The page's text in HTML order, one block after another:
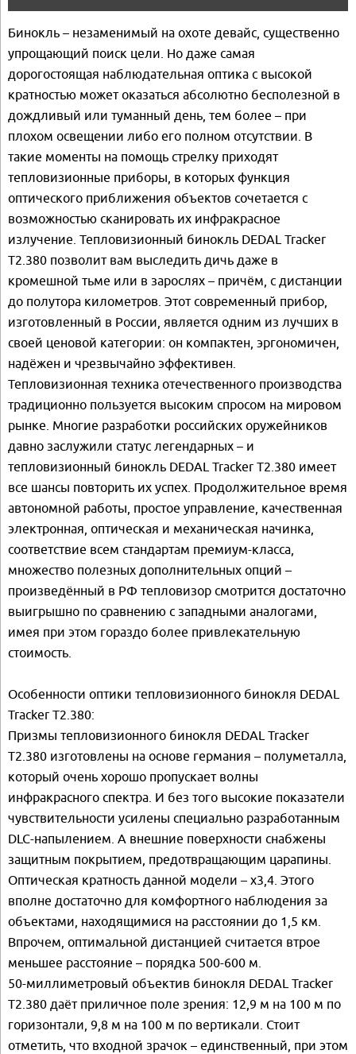
Бинокль – незаменимый на охоте девайс, существенно
упрощающий поиск цели. Но даже самая
дорогостоящая наблюдательная оптика с высокой
кратностью может оказаться абсолютно бесполезной в
дождливый или туманный день, тем более – при
плохом освещении либо его полном отсутствии. В
такие моменты на помощь стрелку приходят
тепловизионные приборы, в которых функция
оптического приближения объектов сочетается с
возможностью сканировать их инфракрасное
излучение. Тепловизионный бинокль DEDAL Tracker
Т2.380 позволит вам выследить дичь даже в
кромешной тьме или в зарослях – причём, с дистанции
до полутора километров. Этот современный прибор,
изготовленный в России, является одним из лучших в
своей ценовой категории: он компактен, эргономичен,
надёжен и чрезвычайно эффективен.
Тепловизионная техника отечественного производства
традиционно пользуется высоким спросом на мировом
рынке. Многие разработки российских оружейников
давно заслужили статус легендарных – и
тепловизионный бинокль DEDAL Tracker Т2.380 имеет
все шансы повторить их успех. Продолжительное время
автономной работы, простое управление, качественная
электронная, оптическая и механическая начинка,
соответствие всем стандартам премиум-класса,
множество полезных дополнительных опций –
произведённый в РФ тепловизор смотрится достаточно
выигрышно по сравнению с западными аналогами,
имея при этом гораздо более привлекательную
стоимость.
Особенности оптики тепловизионного бинокля DEDAL
Tracker Т2.380:
Призмы тепловизионного бинокля DEDAL Tracker
Т2.380 изготовлены на основе германия – полуметалла,
который очень хорошо пропускает волны
инфракрасного спектра. И без того высокие показатели
чувствительности усилены специально разработанным
DLC-напылением. А внешние поверхности снабжены
защитным покрытием, предотвращающим царапины.
Оптическая кратность данной модели – х3,4. Этого
вполне достаточно для комфортного наблюдения за
объектами, находящимися на расстоянии до 1,5 км.
Впрочем, оптимальной дистанцией считается втрое
меньшее расстояние – порядка 500-600 м.
50-миллиметровый объектив бинокля DEDAL Tracker
Т2.380 даёт приличное поле зрения: 12,9 м на 100 м по
горизонтали, 9,8 м на 100 м по вертикали. Стоит
отметить, что входной зрачок – единственный, при этом